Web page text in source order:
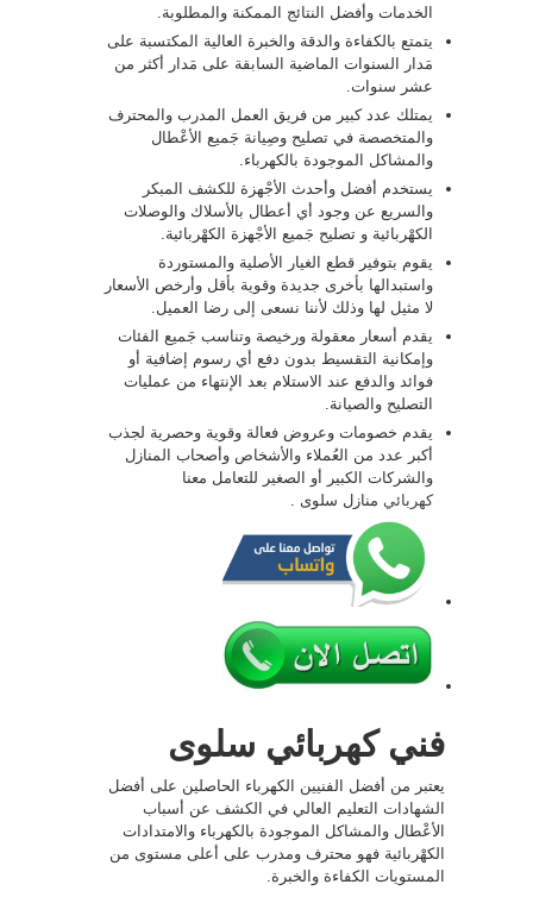
الخدمات وأفضل النتائج الممكنة والمطلوبة.
يتمتع بالكفاءة والدقة والخبرة العالية المكتسبة على
مَدار السنوات الماضية السابقة على مَدار أكثر من
عشر سنوات.
يمتلك عدد كبير من فريق العمل المدرب والمحترف
والمتخصصة في تصليح وصِيانة جَميع الأعْطال
والمشاكل الموجودة بالكهرباء.
يستخدم أفضل وأحدث الأجْهزة للكشف المبكر
والسريع عن وجود أي أعطال بالأسلاك والوصلات
الكهْربائية و تصليح جَميع الأجْهزة الكهْربائية.
يقوم بتوفير قطع الغيار الأصلية والمستوردة
واستبدالها بأخرى جديدة وقوية بأقل وأرخص الأسعار
لا مثيل لها وذلك لأننا نسعى إلى رضا العميل.
يقدم أسعار معقولة ورخيصة وتناسب جَميع الفئات
وإمكانية التقسيط بدون دفع أي رسوم إضافية أو
فوائد والدفع عند الاستلام بعد الإنتهاء من عمليات
التصليح والصيانة.
يقدم خصومات وعروض فعالة وقوية وحصرية لجذب
أكبر عدد من العُملاء والأشخاص وأصحاب المنازل
والشركات الكبير أو الصغير للتعامل معنا
كهربائي منازل سلوى .
فني كهربائي سلوى
يعتبر من أفضل الفنيين الكهرباء الحاصلين على أفضل
الشهادات التعليم العالي في الكشف عن أسباب
الأعْطال والمشاكل الموجودة بالكهرباء والامتدادات
الكهْربائية فهو محترف ومدرب على أعلى مستوى من
المستويات الكفاءة والخبرة.